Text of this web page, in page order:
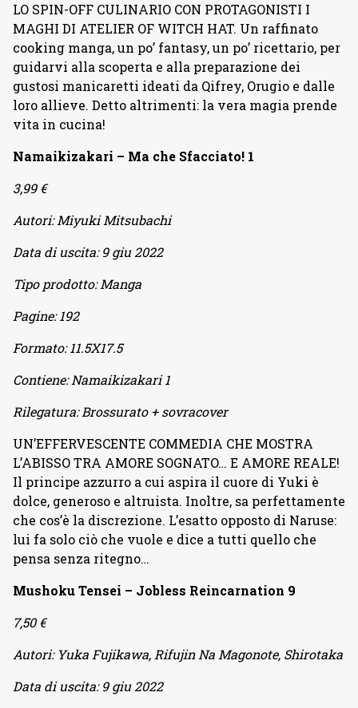
LO SPIN-OFF CULINARIO CON PROTAGONISTI I
MAGHI DI ATELIER OF WITCH HAT. Un raffinato
cooking manga, un po’ fantasy, un po’ ricettario, per
guidarvi alla scoperta e alla preparazione dei
gustosi manicaretti ideati da Qifrey, Orugio e dalle
loro allieve. Detto altrimenti: la vera magia prende
vita in cucina!
Namaikizakari – Ma che Sfacciato! 1
3,99 €
Autori: Miyuki Mitsubachi
Data di uscita: 9 giu 2022
Tipo prodotto: Manga
Pagine: 192
Formato: 11.5X17.5
Contiene: Namaikizakari 1
Rilegatura: Brossurato + sovracover
UN’EFFERVESCENTE COMMEDIA CHE MOSTRA
L’ABISSO TRA AMORE SOGNATO… E AMORE REALE!
Il principe azzurro a cui aspira il cuore di Yuki è
dolce, generoso e altruista. Inoltre, sa perfettamente
che cos’è la discrezione. L’esatto opposto di Naruse:
lui fa solo ciò che vuole e dice a tutti quello che
pensa senza ritegno…
Mushoku Tensei – Jobless Reincarnation 9
7,50 €
Autori: Yuka Fujikawa, Rifujin Na Magonote, Shirotaka
Data di uscita: 9 giu 2022